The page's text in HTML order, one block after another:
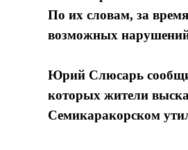
По их словам, за
возможных
Юрий Слюсарь
которых жители
Семикаракорском